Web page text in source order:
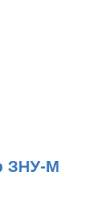
ЗНУ-М